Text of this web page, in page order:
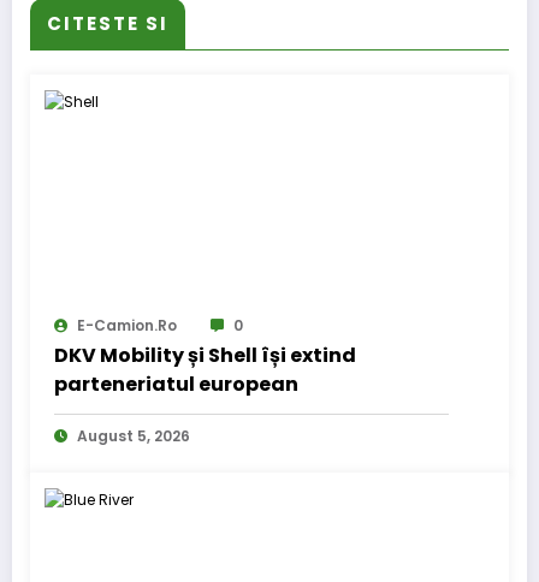
CITESTE SI
E-Camion.ro 0
DKV Mobility și Shell își extind
parteneriatul european
August 5, 2026